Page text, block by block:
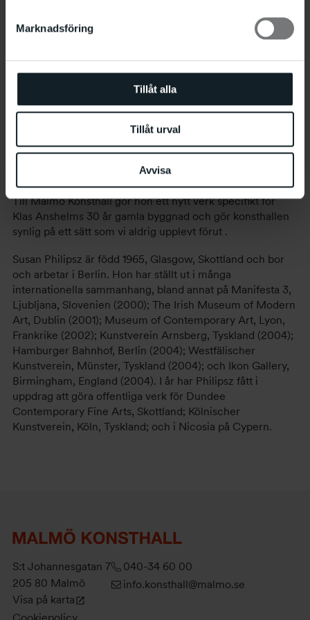
Marknadsföring
Tillåt alla
Tillåt urval
Avvisa
minne. The Dead refererar till berättelsen med samma
namn som James Joyce skrev 1906-1907, och till John
bara bryts av tillfälliga vita fläckar. Avsaknaden av bild
skapar ett mentalt rum åt betraktaren vari egna privata
minnen och förluster kan placeras, men sången utmanar
också vårt kollektiva minne genom det narrativa och det
filmiska.
Susan Philipsz arbetar ofta utifrån utställningsplatsens
arkitektur och historia.
Till Malmö Konsthall gör hon ett nytt verk specifikt för
Klas Anshelms 30 år gamla byggnad och gör konsthallen
synlig på ett sätt som vi aldrig upplevt förut .
Susan Philipsz är född 1965, Glasgow, Skottland och bor
och arbetar i Berlin. Hon har ställt ut i många
internationella sammanhang, bland annat på Manifesta 3,
Ljubljana, Slovenien (2000); The Irish Museum of Modern
Art, Dublin (2001); Museum of Contemporary Art, Lyon,
Frankrike (2002); Kunstverein Arnsberg, Tyskland (2004);
Hamburger Bahnhof, Berlin (2004); Westfälischer
Kunstverein, Münster, Tyskland (2004); och Ikon Gallery,
Birmingham, England (2004). I år har Philipsz fått i
uppdrag att göra offentliga verk för Dundee
Contemporary Fine Arts, Skottland; Kölnischer
Kunstverein, Köln, Tyskland; och i Nicosia på Cypern.
S:t Johannesgatan 7
205 80 Malmö
Visa på karta
040-34 60 00
info.konsthall@malmo.se